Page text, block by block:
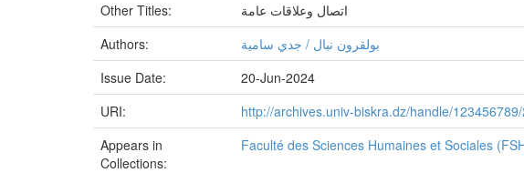
Other Titles:
اتصال وعلاقات عامة
Authors:
بولقرون نبال / جدي سامية
Issue Date:
20-Jun-2024
URI:
http://archives.univ-biskra.dz/handle/
Appears in
Collections:
Faculté des Sciences Humaines et Sociales